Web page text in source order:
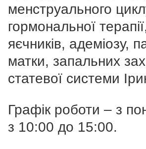
менструального
гормональної
яєчників, адеміозу,
матки, запальних
статевої системи
Графік роботи – з
з 10:00 до 15:00.